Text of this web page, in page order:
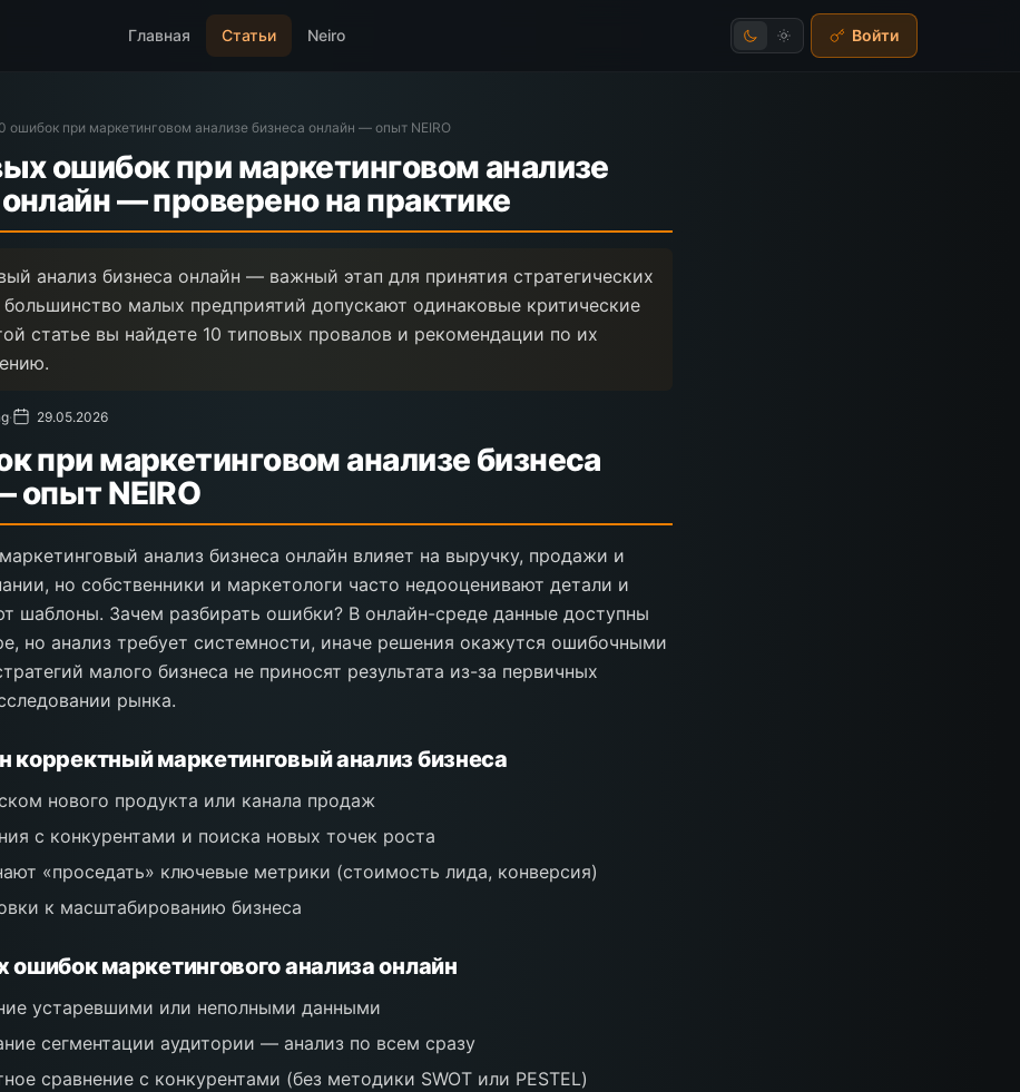
Главная Статьи Neiro Войти
ошибок при маркетинговом анализе бизнеса онлайн — опыт NEIRO
ошибок при маркетинговом анализе
— проверено на практике
анализ бизнеса онлайн — важный этап для принятия стратегических
малых предприятий допускают одинаковые критические
статье вы найдете 10 типовых провалов и рекомендации по их
· 29.05.2026
при маркетинговом анализе бизнеса
опыт NEIRO
анализ бизнеса онлайн влияет на выручку, продажи и
но собственники и маркетологи часто недооценивают детали и
шаблоны. Зачем разбирать ошибки? В онлайн-среде данные доступны
но анализ требует системности, иначе решения окажутся ошибочными
малого бизнеса не приносят результата из-за первичных
рынка.
корректный маркетинговый анализ бизнеса
нового продукта или канала продаж
с конкурентами и поиска новых точек роста
«проседать» ключевые метрики (стоимость лида, конверсия)
к масштабированию бизнеса
ошибок маркетингового анализа онлайн
устаревшими или неполными данными
сегментации аудитории — анализ по всем сразу
сравнение с конкурентами (без методики SWOT или PESTEL)